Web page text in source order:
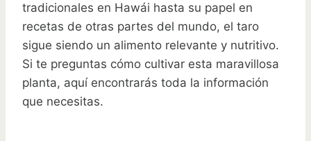
tradicionales en Hawái hasta su papel en
recetas de otras partes del mundo, el taro
sigue siendo un alimento relevante y nutritivo.
Si te preguntas cómo cultivar esta maravillosa
planta, aquí encontrarás toda la información
que necesitas.